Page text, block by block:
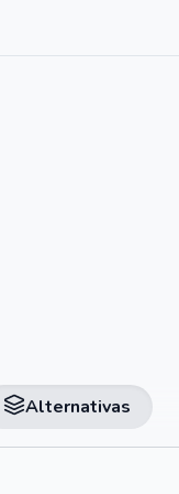
Alternativas